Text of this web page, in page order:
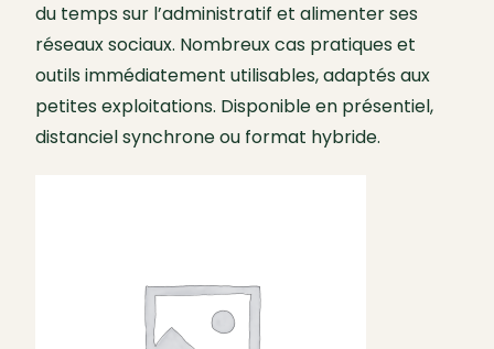
du temps sur l’administratif et alimenter ses
réseaux sociaux. Nombreux cas pratiques et
outils immédiatement utilisables, adaptés aux
petites exploitations. Disponible en présentiel,
distanciel synchrone ou format hybride.